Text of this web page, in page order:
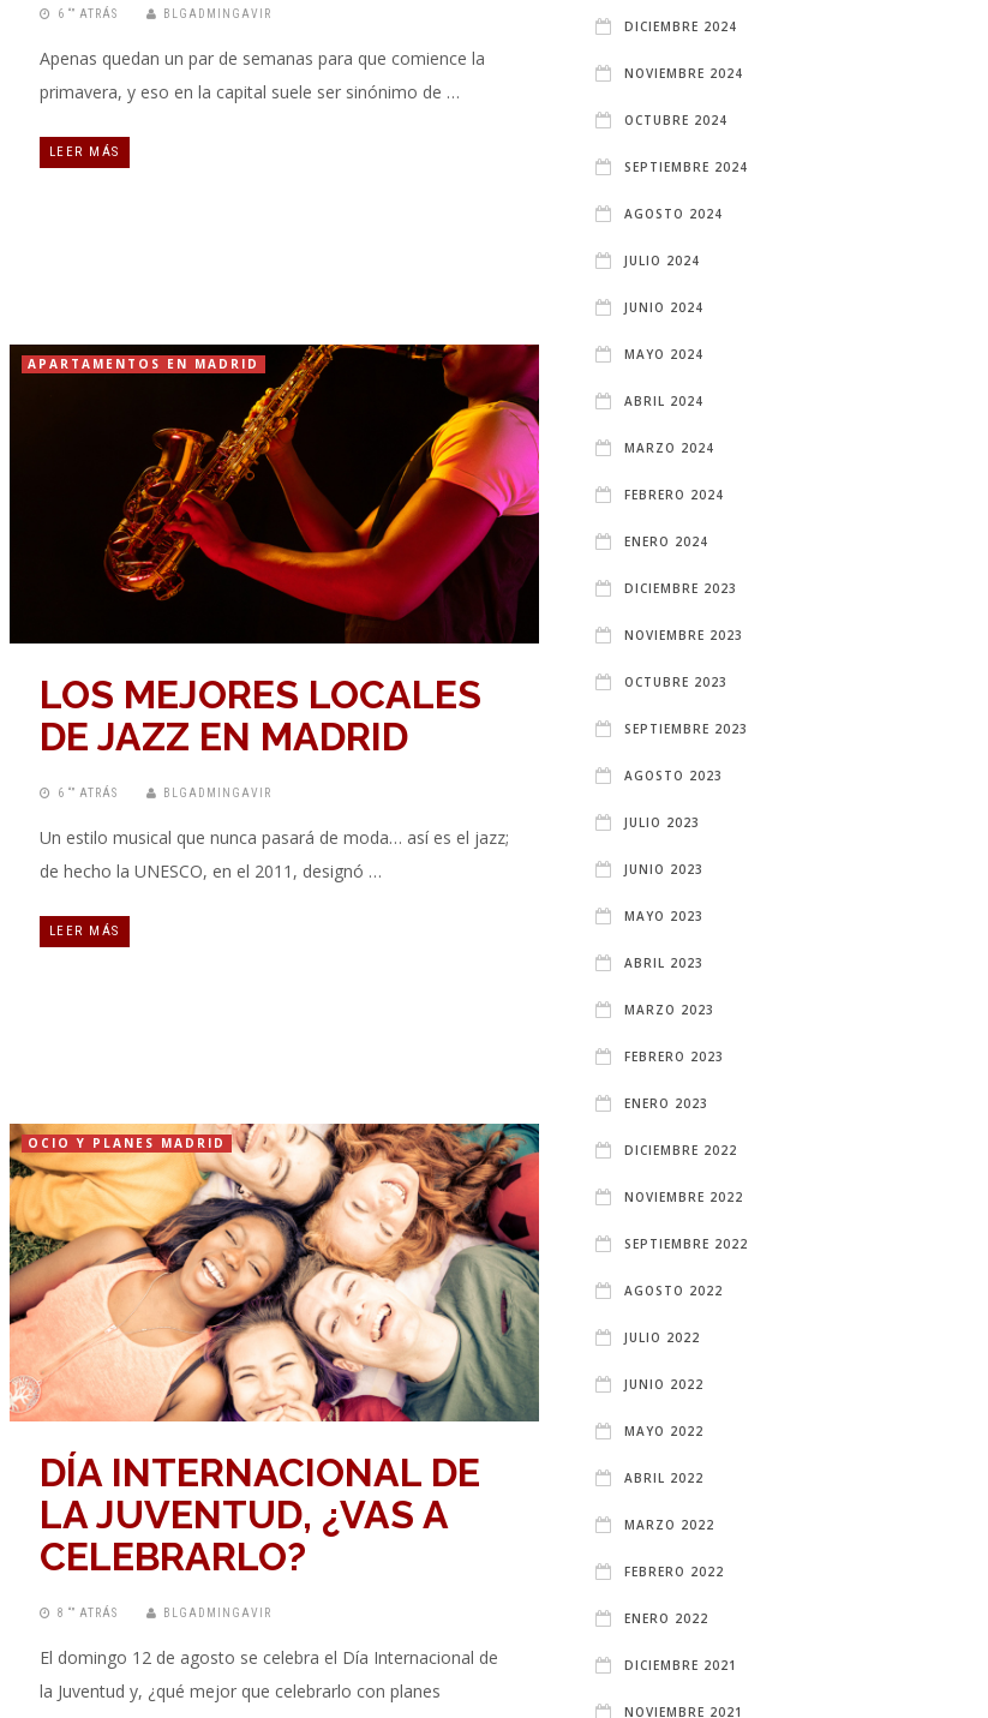
6 “” ATRÁS BLGADMINGAVIR
Apenas quedan un par de semanas para que comience la
primavera, y eso en la capital suele ser sinónimo de …
LEER MÁS
APARTAMENTOS EN MADRID
LOS MEJORES LOCALES
DE JAZZ EN MADRID
6 “” ATRÁS BLGADMINGAVIR
Un estilo musical que nunca pasará de moda… así es el jazz;
de hecho la UNESCO, en el 2011, designó …
LEER MÁS
OCIO Y PLANES MADRID
DÍA INTERNACIONAL DE
LA JUVENTUD, ¿VAS A
CELEBRARLO?
8 “” ATRÁS BLGADMINGAVIR
El domingo 12 de agosto se celebra el Día Internacional de
la Juventud y, ¿qué mejor que celebrarlo con planes
DICIEMBRE 2024
NOVIEMBRE 2024
OCTUBRE 2024
SEPTIEMBRE 2024
AGOSTO 2024
JULIO 2024
JUNIO 2024
MAYO 2024
ABRIL 2024
MARZO 2024
FEBRERO 2024
ENERO 2024
DICIEMBRE 2023
NOVIEMBRE 2023
OCTUBRE 2023
SEPTIEMBRE 2023
AGOSTO 2023
JULIO 2023
JUNIO 2023
MAYO 2023
ABRIL 2023
MARZO 2023
FEBRERO 2023
ENERO 2023
DICIEMBRE 2022
NOVIEMBRE 2022
SEPTIEMBRE 2022
AGOSTO 2022
JULIO 2022
JUNIO 2022
MAYO 2022
ABRIL 2022
MARZO 2022
FEBRERO 2022
ENERO 2022
DICIEMBRE 2021
NOVIEMBRE 2021